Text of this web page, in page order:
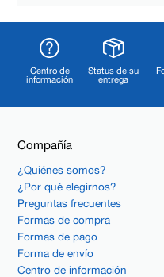
Centro de
información
Status de su
entrega
Compañía
¿Quiénes somos?
¿Por qué elegirnos?
Preguntas frecuentes
Formas de compra
Formas de pago
Forma de envío
Centro de información